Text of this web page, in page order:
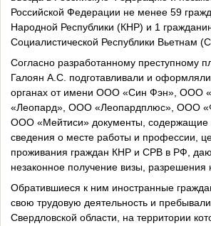
Российской Федерации не менее 59
Народной Республики (КНР) и 1
Социалистической Республики Вьетнам
Согласно разработанному преступному
Галоян А.С. подготавливали и
органах от имени ООО «Син Фэн», ООО
«Леопард», ООО «Леопардплюс», ООО
ООО «Мейтиси» документы, содержащие
сведения о месте работы и профессии,
проживания граждан КНР и СРВ в РФ,
незаконное получение визы, разрешения
Обратившиеся к ним иностранные
свою трудовую деятельность и
Свердловской области, на территории